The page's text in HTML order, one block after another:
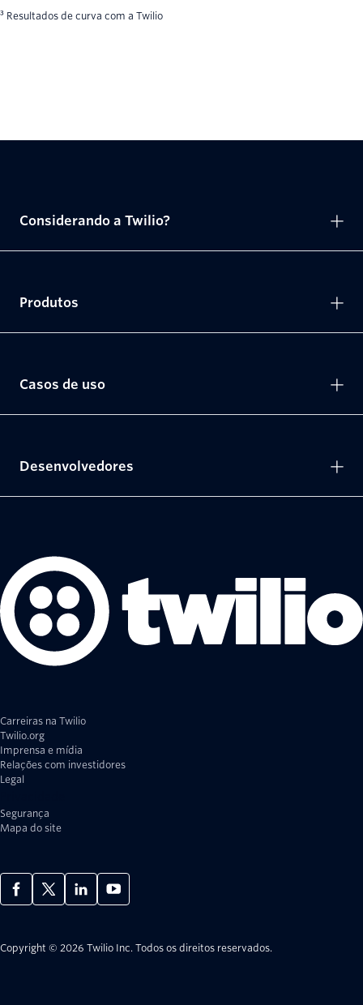
³ Resultados de curva com a Twilio
Carreiras na Twilio
Twilio.org
Imprensa e mídia
Relações com investidores
Legal
Segurança
Mapa do site
Copyright © 2026 Twilio Inc. Todos os direitos reservados.
Considerando a Twilio?
Produtos
Casos de uso
Desenvolvedores